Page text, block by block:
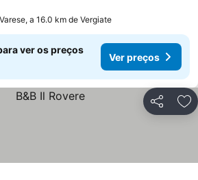
Varese, a 16.0 km de Vergiate
ver os preços
Ver preços
Partilhar